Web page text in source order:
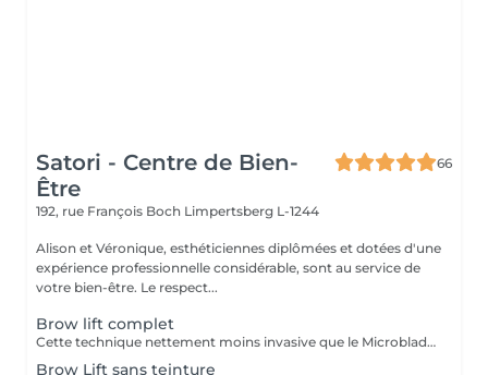
Satori - Centre de Bien-
Être
66
192, rue François Boch Limpertsberg L-1244
Alison et Véronique, esthéticiennes diplômées et dotées d'une
expérience professionnelle considérable, sont au service de
votre bien-être. Le respect...
Brow lift complet
Cette technique nettement moins invasive que le Microblading, va révéler tout le potentiel de vos sourcils. Ceux ci sont brossés , lissés et soulevés dans la forme souhaitée. Application d'un soin protecteur et nourrissant. Ils sont ensuite fixés a l'aide d'une lotion fixante et colorés avec une teinture . Effets visibles jusqu'à 6 semaines .
Brow Lift sans teinture